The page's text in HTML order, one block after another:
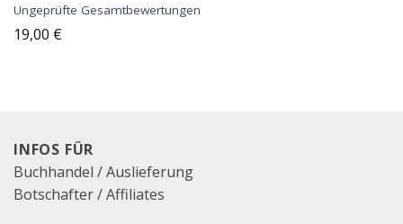
mit4.88
von 5
Ungeprüfte Gesamtbewertungen
19,00 €
INFOS FÜR
Buchhandel / Auslieferung
Botschafter / Affiliates